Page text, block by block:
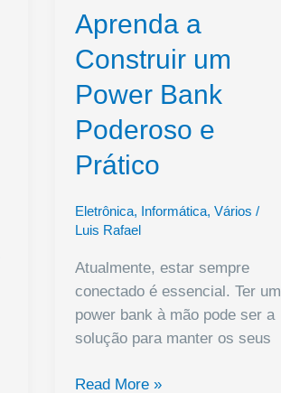
Aprenda a
Construir um
Power Bank
Poderoso e
Prático
Eletrônica, Informática,Vários /
Luis Rafael
Atualmente, estar sempre
conectado é essencial. Ter um
power bank à mão pode ser a
solução para manter os seus
Aprenda
Read More »